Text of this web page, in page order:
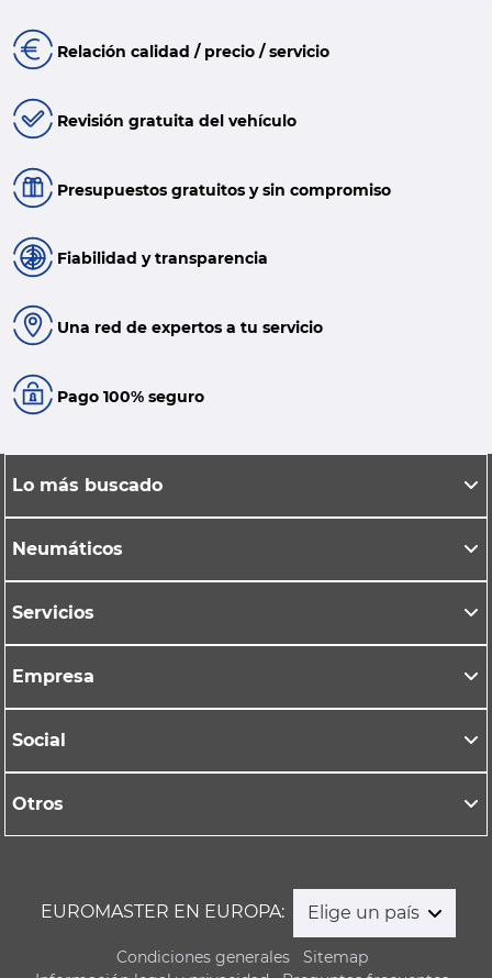
Relación calidad / precio / servicio
Revisión gratuita del vehículo
Presupuestos gratuitos y sin compromiso
Fiabilidad y transparencia
Una red de expertos a tu servicio
Pago 100% seguro
Lo más buscado
Neumáticos
Servicios
Empresa
Social
Otros
EUROMASTER EN EUROPA: Elige un país
Condiciones generales
Sitemap